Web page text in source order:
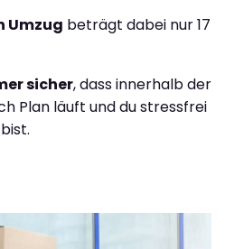
Umzug beträgt dabei nur 17
sicher, dass innerhalb der
Plan läuft und du stressfrei